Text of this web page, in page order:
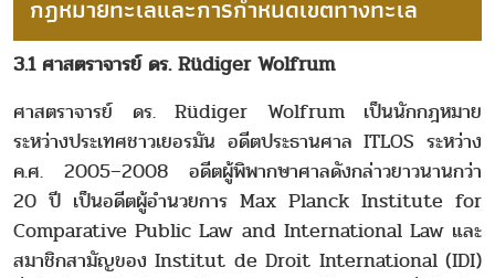
กฎหมายทะเลและการกำหนดเขตทางทะเล
3.1 ศาสตราจารย์ ดร. Rüdiger Wolfrum
ศาสตราจารย์ ดร. Rüdiger Wolfrum เป็นนักกฎหมาย
ระหว่างประเทศชาวเยอรมัน อดีตประธานศาล ITLOS ระหว่าง
ค.ศ. 2005–2008 อดีตผู้พิพากษาศาลดังกล่าวยาวนานกว่า
20 ปี เป็นอดีตผู้อำนวยการ Max Planck Institute for
Comparative Public Law and International Law และ
สมาชิกสามัญของ Institut de Droit International (IDI)